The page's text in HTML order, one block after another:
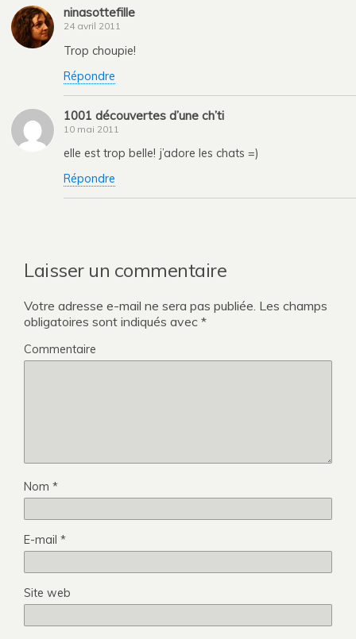
ninasottefille
24 avril 2011
Trop choupie!
Répondre
1001 découvertes d’une ch’ti
10 mai 2011
elle est trop belle! j’adore les chats =)
Répondre
Laisser un commentaire
Votre adresse e-mail ne sera pas publiée. Les champs
obligatoires sont indiqués avec *
Commentaire
Nom *
E-mail *
Site web